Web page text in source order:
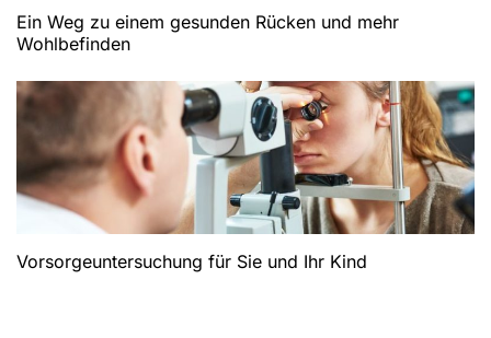
Ein Weg zu einem gesunden Rücken und mehr
Wohlbefinden
Vorsorgeuntersuchung für Sie und Ihr Kind